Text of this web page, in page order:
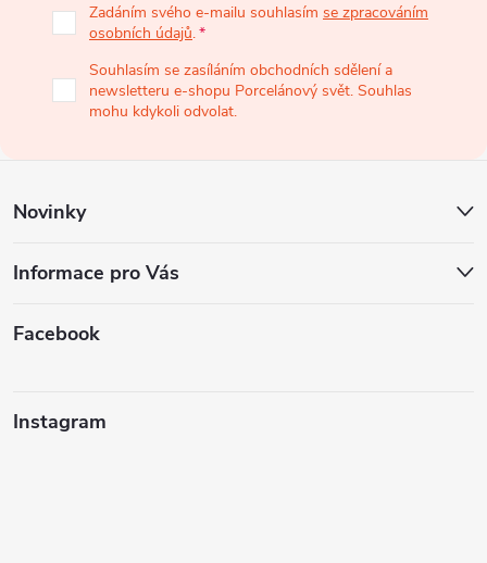
í
Zadáním svého e-mailu souhlasím se zpracováním
osobních údajů.
Souhlasím se zasíláním obchodních sdělení a
newsletteru e-shopu Porcelánový svět. Souhlas
mohu kdykoli odvolat.
Novinky
Informace pro Vás
Facebook
Instagram